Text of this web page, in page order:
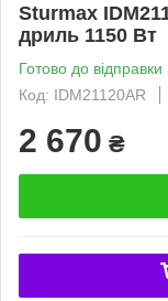
Sturmax
дриль 1150 Вт
Готово до відправки
Код: IDM21120AR
2 670 ₴